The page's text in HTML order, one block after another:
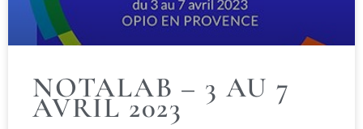
NOTALAB – 3 AU 7
AVRIL 2023